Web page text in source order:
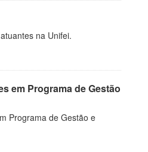
na Unifei.
em Programa de Gestão
Programa de Gestão e